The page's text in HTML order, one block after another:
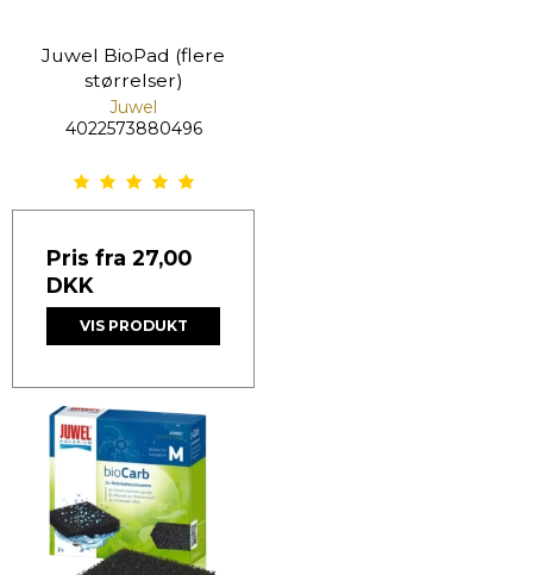
Juwel BioPad (flere
størrelser)
Juwel
4022573880496
Pris fra 27,00
DKK
VIS PRODUKT